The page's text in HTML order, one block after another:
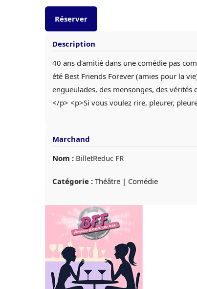
Réserver
Description
40 ans d'amitié dans une comédie pas
été Best Friends Forever (amies pour la
engueulades, des mensonges, des
</p> <p>Si vous voulez rire, pleurer,
Marchand
Nom : BilletReduc FR
Catégorie : Théâtre | Comédie